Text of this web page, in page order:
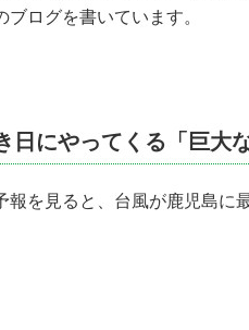
ブログを書いています。
日にやってくる「巨大
報を見ると、台風が鹿児島